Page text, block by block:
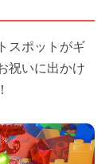
スポットがギ
祝いに出かけ